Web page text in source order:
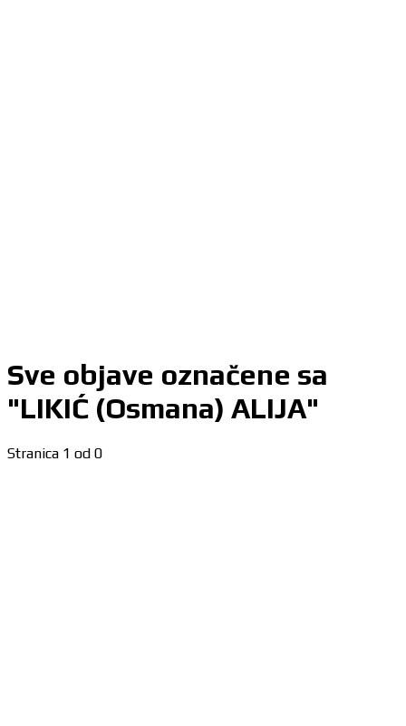
Sve objave označene sa
"LIKIĆ (Osmana) ALIJA"
Stranica 1 od 0